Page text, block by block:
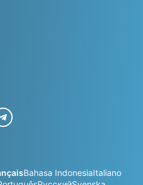
Bahasa IndonesiaItaliano